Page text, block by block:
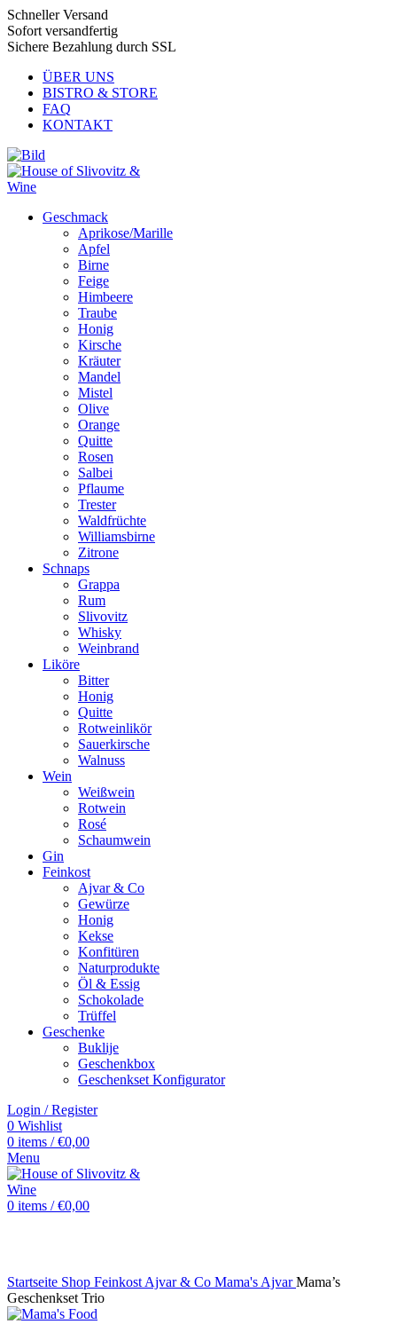
Schneller Versand
Sofort versandfertig
Sichere Bezahlung durch SSL
ÜBER UNS
BISTRO & STORE
FAQ
KONTAKT
Geschmack
Aprikose/Marille
Apfel
Birne
Feige
Himbeere
Traube
Honig
Kirsche
Kräuter
Mandel
Mistel
Olive
Orange
Quitte
Rosen
Salbei
Pflaume
Trester
Waldfrüchte
Williamsbirne
Zitrone
Schnaps
Grappa
Rum
Slivovitz
Whisky
Weinbrand
Liköre
Bitter
Honig
Quitte
Rotweinlikör
Sauerkirsche
Walnuss
Wein
Weißwein
Rotwein
Rosé
Schaumwein
Gin
Feinkost
Ajvar & Co
Gewürze
Honig
Kekse
Konfitüren
Naturprodukte
Öl & Essig
Schokolade
Trüffel
Geschenke
Buklije
Geschenkbox
Geschenkset Konfigurator
Login / Register
0 Wishlist
0 items / €0,00
Menu
0 items / €0,00
Startseite Shop Feinkost Ajvar & Co Mama's AjvarMama’s
Geschenkset Trio